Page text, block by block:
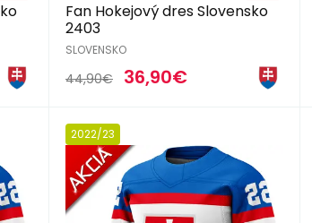
Fan Hokejový dres Slovensko
2403
SLOVENSKO
44,90€ 36,90€
2022/23